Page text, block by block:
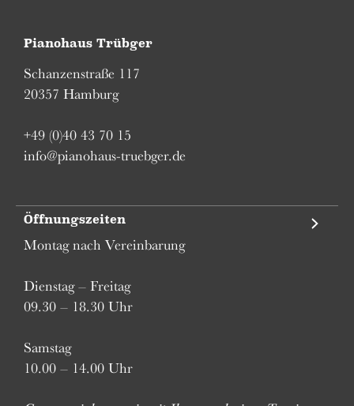
Pianohaus Trübger
Schanzenstraße 117
20357 Hamburg
+49 (0)40 43 70 15
info@pianohaus-truebger.de
Öffnungszeiten
Montag nach Vereinbarung
Dienstag – Freitag
09.30 – 18.30 Uhr
Samstag
10.00 – 14.00 Uhr